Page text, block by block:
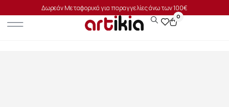
Δωρεάν Μεταφορικά για παραγγελίες άνω των 100€
0